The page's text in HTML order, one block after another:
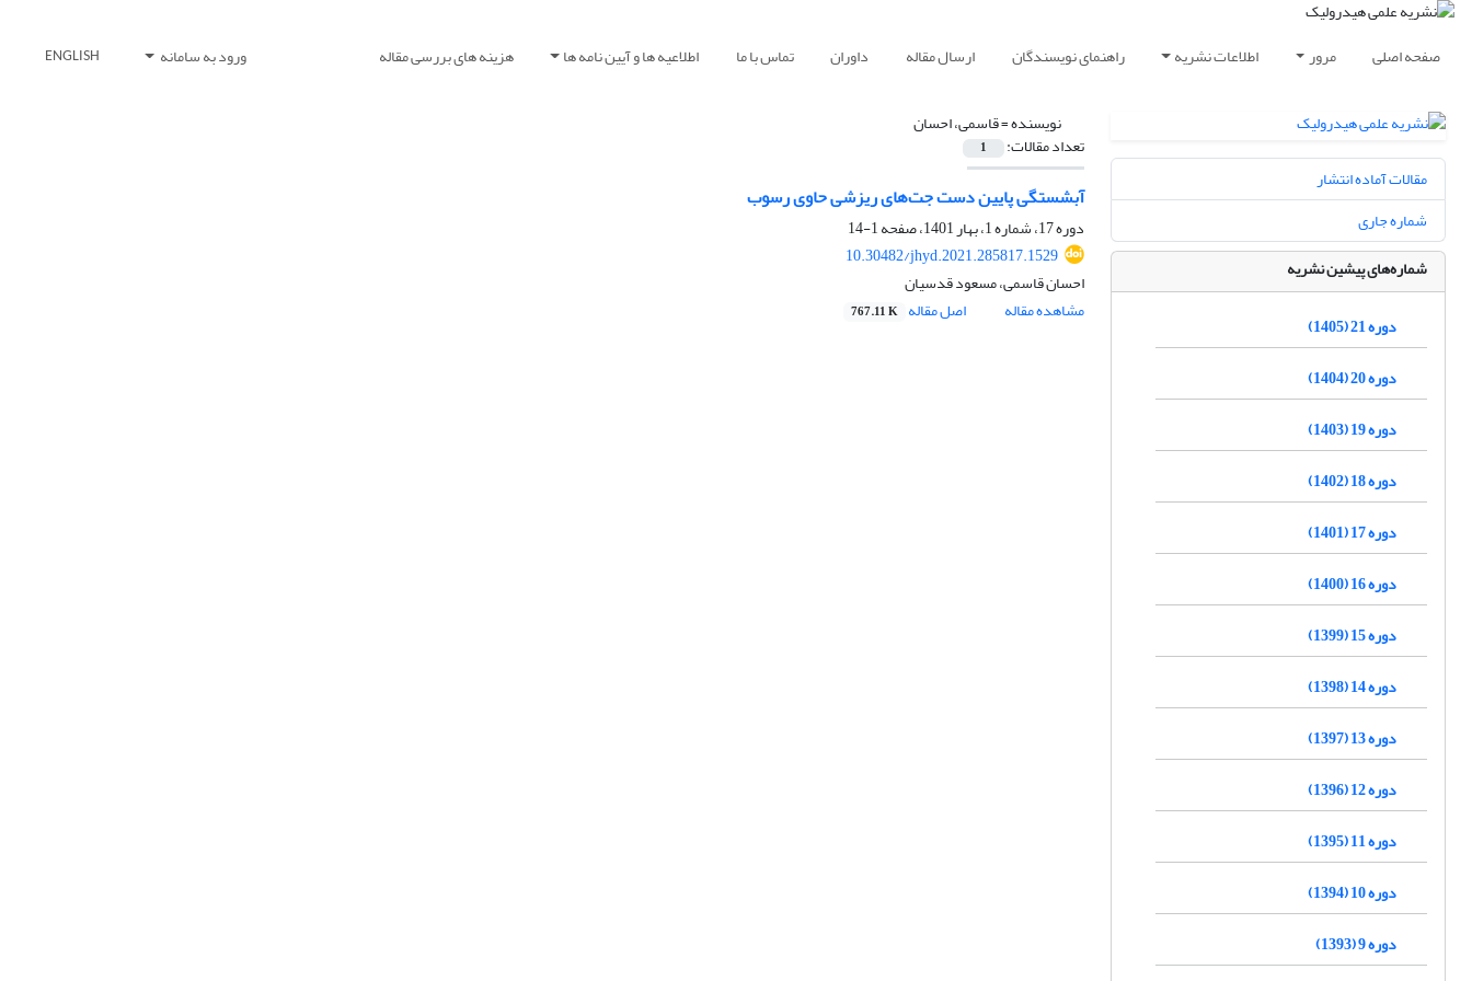
صفحه اصلی مرور اطلاعات نشریه راهنمای نویسندگان ارسال مقاله داوران تماس با ما اطلاعیه ها و آیین نامه ها هزینه های بررسی مقاله ورود به سامانه ENGLISH
نویسنده =قاسمی، احسان
تعداد مقالات: 1
آبشستگی پایین دست جت‌های ریزشی حاوی رسوب
دوره 17، شماره 1، بهار 1401، صفحه
1-14
10.30482/jhyd.2021.285817.1529
احسان قاسمی، مسعود قدسیان
مشاهده مقاله
اصل مقاله 767.11 K
مقالات آماده انتشار
شماره جاری
شماره‌های پیشین نشریه
دوره 21 (1405)
دوره 20 (1404)
دوره 19 (1403)
دوره 18 (1402)
دوره 17 (1401)
دوره 16 (1400)
دوره 15 (1399)
دوره 14 (1398)
دوره 13 (1397)
دوره 12 (1396)
دوره 11 (1395)
دوره 10 (1394)
دوره 9 (1393)